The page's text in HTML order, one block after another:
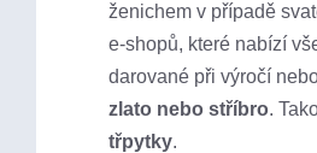
ženichem v případě
e-shopů, které nabízí
darované při výročí
zlato nebo stříbro.
třpytky.